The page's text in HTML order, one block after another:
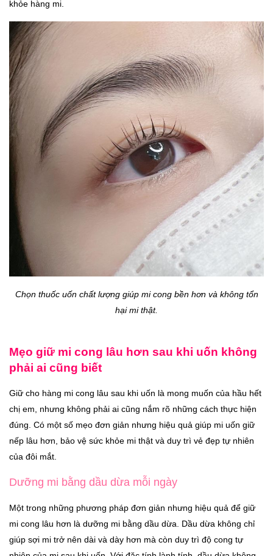
khỏe hàng mi.
Chọn thuốc uốn chất lượng giúp mi cong bền hơn và không tổn
hại mi thật.
Mẹo giữ mi cong lâu hơn sau khi uốn không
phải ai cũng biết
Giữ cho hàng mi cong lâu sau khi uốn là mong muốn của hầu hết
chị em, nhưng không phải ai cũng nắm rõ những cách thực hiện
đúng. Có một số mẹo đơn giản nhưng hiệu quả giúp mi uốn giữ
nếp lâu hơn, bảo vệ sức khỏe mi thật và duy trì vẻ đẹp tự nhiên
của đôi mắt.
Dưỡng mi bằng dầu dừa mỗi ngày
Một trong những phương pháp đơn giản nhưng hiệu quả để giữ
mi cong lâu hơn là dưỡng mi bằng dầu dừa. Dầu dừa không chỉ
giúp sợi mi trở nên dài và dày hơn mà còn duy trì độ cong tự